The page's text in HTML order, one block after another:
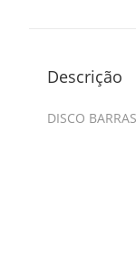
Descrição
DISCO